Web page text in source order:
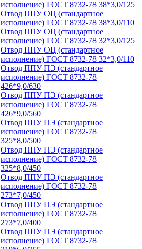
исполнение) ГОСТ 8732-78 38*3,0/125
Отвод ППУ ОЦ (стандартное
исполнение) ГОСТ 8732-78 38*3,0/110
Отвод ППУ ОЦ (стандартное
исполнение) ГОСТ 8732-78 32*3,0/125
Отвод ППУ ОЦ (стандартное
исполнение) ГОСТ 8732-78 32*3,0/110
Отвод ППУ ПЭ (стандартное
исполнение) ГОСТ 8732-78
426*9,0/630
Отвод ППУ ПЭ (стандартное
исполнение) ГОСТ 8732-78
426*9,0/560
Отвод ППУ ПЭ (стандартное
исполнение) ГОСТ 8732-78
325*8,0/500
Отвод ППУ ПЭ (стандартное
исполнение) ГОСТ 8732-78
325*8,0/450
Отвод ППУ ПЭ (стандартное
исполнение) ГОСТ 8732-78
273*7,0/450
Отвод ППУ ПЭ (стандартное
исполнение) ГОСТ 8732-78
273*7,0/400
Отвод ППУ ПЭ (стандартное
исполнение) ГОСТ 8732-78